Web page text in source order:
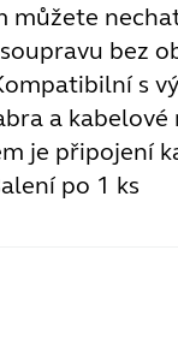
můžete
bez
s
a
je připojení
po 1 ks